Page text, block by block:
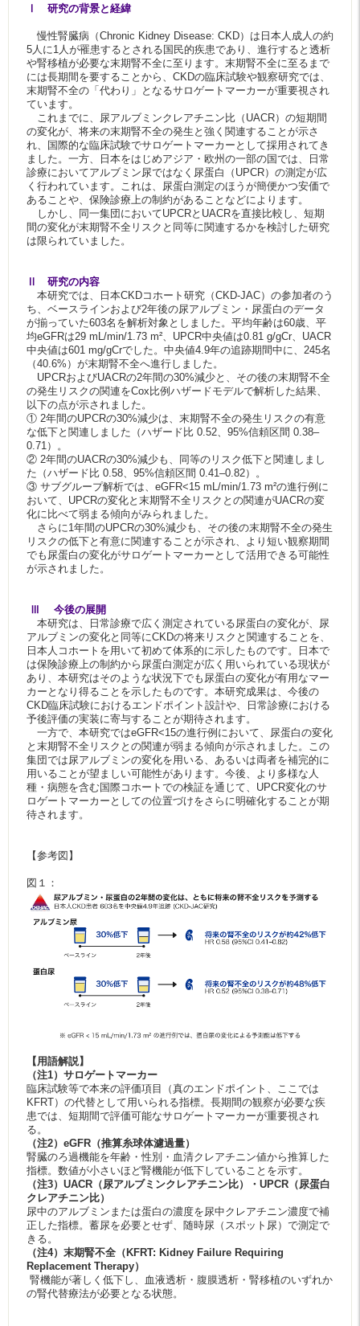
Ⅰ 研究の背景と経緯
慢性腎臓病（Chronic Kidney Disease: CKD）は日本人成人の約
5人に1人が罹患するとされる国民的疾患であり、進行すると透析
や腎移植が必要な末期腎不全に至ります。末期腎不全に至るまで
には長期間を要することから、CKDの臨床試験や観察研究では、
末期腎不全の「代わり」となるサロゲートマーカーが重要視され
ています。
これまでに、尿アルブミンクレアチニン比（UACR）の短期間
の変化が、将来の末期腎不全の発生と強く関連することが示さ
れ、国際的な臨床試験でサロゲートマーカーとして採用されてき
ました。一方、日本をはじめアジア・欧州の一部の国では、日常
診療においてアルブミン尿ではなく尿蛋白（UPCR）の測定が広
く行われています。これは、尿蛋白測定のほうが簡便かつ安価で
あることや、保険診療上の制約があることなどによります。
しかし、同一集団においてUPCRとUACRを直接比較し、短期
間の変化が末期腎不全リスクと同等に関連するかを検討した研究
は限られていました。
Ⅱ 研究の内容
本研究では、日本CKDコホート研究（CKD-JAC）の参加者のう
ち、ベースラインおよび2年後の尿アルブミン・尿蛋白のデータ
が揃っていた603名を解析対象としました。平均年齢は60歳、平
均eGFRは29 mL/min/1.73 m²、UPCR中央値は0.81 g/gCr、UACR
中央値は601 mg/gCrでした。中央値4.9年の追跡期間中に、245名
（40.6%）が末期腎不全へ進行しました。
UPCRおよびUACRの2年間の30%減少と、その後の末期腎不全
の発生リスクの関連をCox比例ハザードモデルで解析した結果、
以下の点が示されました。
① 2年間のUPCRの30%減少は、末期腎不全の発生リスクの有意
な低下と関連しました（ハザード比 0.52、95%信頼区間 0.38–
0.71）。
② 2年間のUACRの30%減少も、同等のリスク低下と関連しまし
た（ハザード比 0.58、95%信頼区間 0.41–0.82）。
③ サブグループ解析では、eGFR<15 mL/min/1.73 m²の進行例に
おいて、UPCRの変化と末期腎不全リスクとの関連がUACRの変
化に比べて弱まる傾向がみられました。
さらに1年間のUPCRの30%減少も、その後の末期腎不全の発生
リスクの低下と有意に関連することが示され、より短い観察期間
でも尿蛋白の変化がサロゲートマーカーとして活用できる可能性
が示されました。
Ⅲ 今後の展開
本研究は、日常診療で広く測定されている尿蛋白の変化が、尿
アルブミンの変化と同等にCKDの将来リスクと関連することを、
日本人コホートを用いて初めて体系的に示したものです。日本で
は保険診療上の制約から尿蛋白測定が広く用いられている現状が
あり、本研究はそのような状況下でも尿蛋白の変化が有用なマー
カーとなり得ることを示したものです。本研究成果は、今後の
CKD臨床試験におけるエンドポイント設計や、日常診療における
予後評価の実装に寄与することが期待されます。
一方で、本研究ではeGFR<15の進行例において、尿蛋白の変化
と末期腎不全リスクとの関連が弱まる傾向が示されました。この
集団では尿アルブミンの変化を用いる、あるいは両者を補完的に
用いることが望ましい可能性があります。今後、より多様な人
種・病態を含む国際コホートでの検証を通じて、UPCR変化のサ
ロゲートマーカーとしての位置づけをさらに明確化することが期
待されます。
【参考図】
図１：
【用語解説】
（注1）サロゲートマーカー
臨床試験等で本来の評価項目（真のエンドポイント、ここでは
KFRT）の代替として用いられる指標。長期間の観察が必要な疾
患では、短期間で評価可能なサロゲートマーカーが重要視され
る。
（注2）eGFR（推算糸球体濾過量）
腎臓のろ過機能を年齢・性別・血清クレアチニン値から推算した
指標。数値が小さいほど腎機能が低下していることを示す。
（注3）UACR（尿アルブミンクレアチニン比）・UPCR（尿蛋白
クレアチニン比）
尿中のアルブミンまたは蛋白の濃度を尿中クレアチニン濃度で補
正した指標。蓄尿を必要とせず、随時尿（スポット尿）で測定で
きる。
（注4）末期腎不全（KFRT: Kidney Failure Requiring
Replacement Therapy）
腎機能が著しく低下し、血液透析・腹膜透析・腎移植のいずれか
の腎代替療法が必要となる状態。